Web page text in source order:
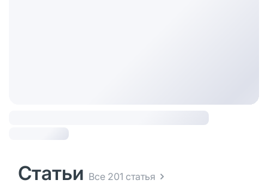
Статьи Все 201 статья